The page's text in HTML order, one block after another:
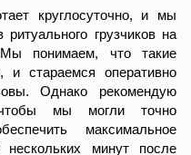
круглосуточно, и мы
грузчиков на
понимаем, что такие
и стараемся оперативно
Однако рекомендую
мы могли точно
максимальное
минут после